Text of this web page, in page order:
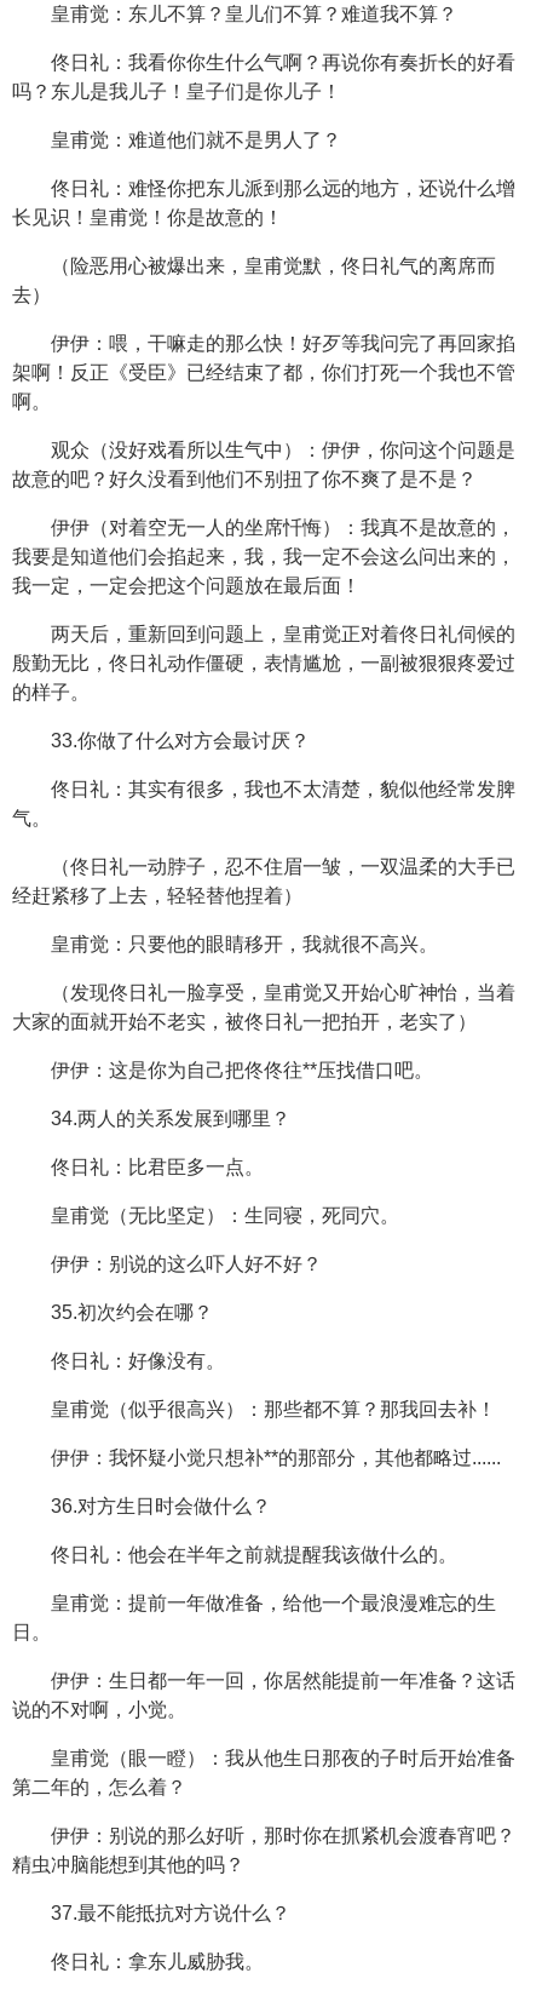
皇甫觉：东儿不算？皇儿们不算？难道我不算？
佟日礼：我看你你生什么气啊？再说你有奏折长的好看
吗？东儿是我儿子！皇子们是你儿子！
皇甫觉：难道他们就不是男人了？
佟日礼：难怪你把东儿派到那么远的地方，还说什么增
长见识！皇甫觉！你是故意的！
（险恶用心被爆出来，皇甫觉默，佟日礼气的离席而
去）
伊伊：喂，干嘛走的那么快！好歹等我问完了再回家掐
架啊！反正《受臣》已经结束了都，你们打死一个我也不管
啊。
观众（没好戏看所以生气中）：伊伊，你问这个问题是
故意的吧？好久没看到他们不别扭了你不爽了是不是？
伊伊（对着空无一人的坐席忏悔）：我真不是故意的，
我要是知道他们会掐起来，我，我一定不会这么问出来的，
我一定，一定会把这个问题放在最后面！
两天后，重新回到问题上，皇甫觉正对着佟日礼伺候的
殷勤无比，佟日礼动作僵硬，表情尴尬，一副被狠狠疼爱过
的样子。
33.你做了什么对方会最讨厌？
佟日礼：其实有很多，我也不太清楚，貌似他经常发脾
气。
（佟日礼一动脖子，忍不住眉一皱，一双温柔的大手已
经赶紧移了上去，轻轻替他捏着）
皇甫觉：只要他的眼睛移开，我就很不高兴。
（发现佟日礼一脸享受，皇甫觉又开始心旷神怡，当着
大家的面就开始不老实，被佟日礼一把拍开，老实了）
伊伊：这是你为自己把佟佟往**压找借口吧。
34.两人的关系发展到哪里？
佟日礼：比君臣多一点。
皇甫觉（无比坚定）：生同寝，死同穴。
伊伊：别说的这么吓人好不好？
35.初次约会在哪？
佟日礼：好像没有。
皇甫觉（似乎很高兴）：那些都不算？那我回去补！
伊伊：我怀疑小觉只想补**的那部分，其他都略过......
36.对方生日时会做什么？
佟日礼：他会在半年之前就提醒我该做什么的。
皇甫觉：提前一年做准备，给他一个最浪漫难忘的生
日。
伊伊：生日都一年一回，你居然能提前一年准备？这话
说的不对啊，小觉。
皇甫觉（眼一瞪）：我从他生日那夜的子时后开始准备
第二年的，怎么着？
伊伊：别说的那么好听，那时你在抓紧机会渡春宵吧？
精虫冲脑能想到其他的吗？
37.最不能抵抗对方说什么？
佟日礼：拿东儿威胁我。